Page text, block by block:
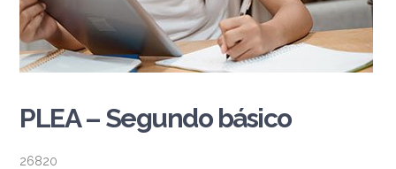
PLEA – Segundo básico
26820